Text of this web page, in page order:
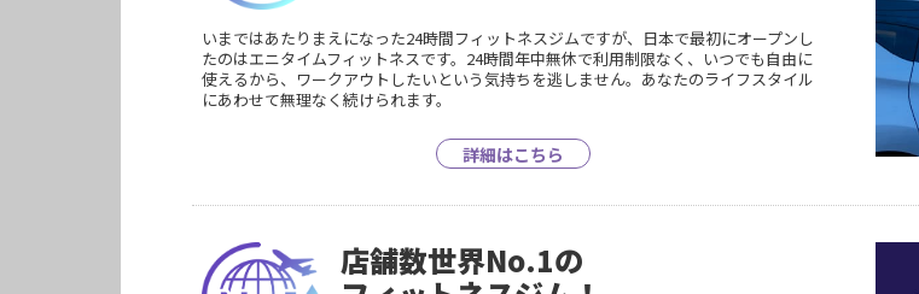
いまではあたりまえになった24時間フィットネスジムですが、日本で最初にオープンし
たのはエニタイムフィットネスです。24時間年中無休で利用制限なく、いつでも自由に
使えるから、ワークアウトしたいという気持ちを逃しません。あなたのライフスタイル
にあわせて無理なく続けられます。
詳細はこちら
店舗数世界No.1の